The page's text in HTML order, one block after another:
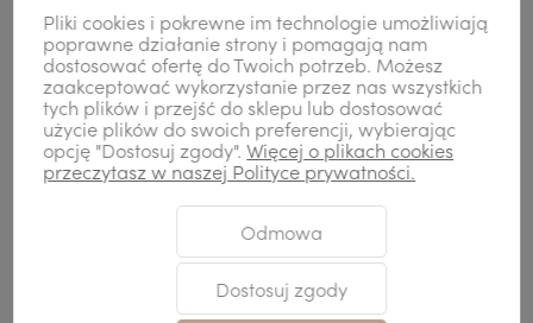
Kontakt
Moje konto
Sklep internetowy Shoper Premium Szablon Shoper Modern 3.0™
GrowCommerce
Pliki cookies i pokrewne im technologie umożliwiają
poprawne działanie strony i pomagają nam
dostosować ofertę do Twoich potrzeb. Możesz
zaakceptować wykorzystanie przez nas wszystkich
tych plików i przejść do sklepu lub dostosować
użycie plików do swoich preferencji, wybierając
opcję "Dostosuj zgody". Więcej o plikach cookies
przeczytasz w naszej Polityce prywatności.
Odmowa
Dostosuj zgody